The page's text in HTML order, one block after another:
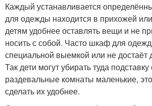
Каждый устанавливается
для одежды находится в прихожей
детям удобнее оставлять вещи и не
носить с собой. Часто шкаф для
специальной выемкой или не достаёт
Так дети могут убирать туда
раздевальные комнаты маленькие,
сделать их удобнее.